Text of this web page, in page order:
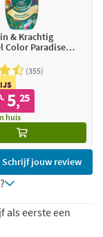
& Krachtig
Color Paradise
355
5,25
huis
Schrijf jouw review
als eerste een